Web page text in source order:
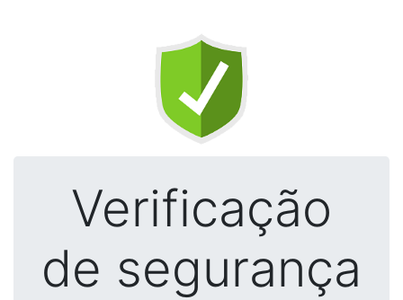
Verificação
de segurança